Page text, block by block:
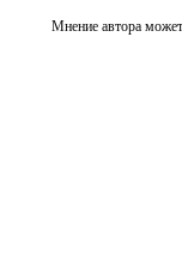
Мнение автора